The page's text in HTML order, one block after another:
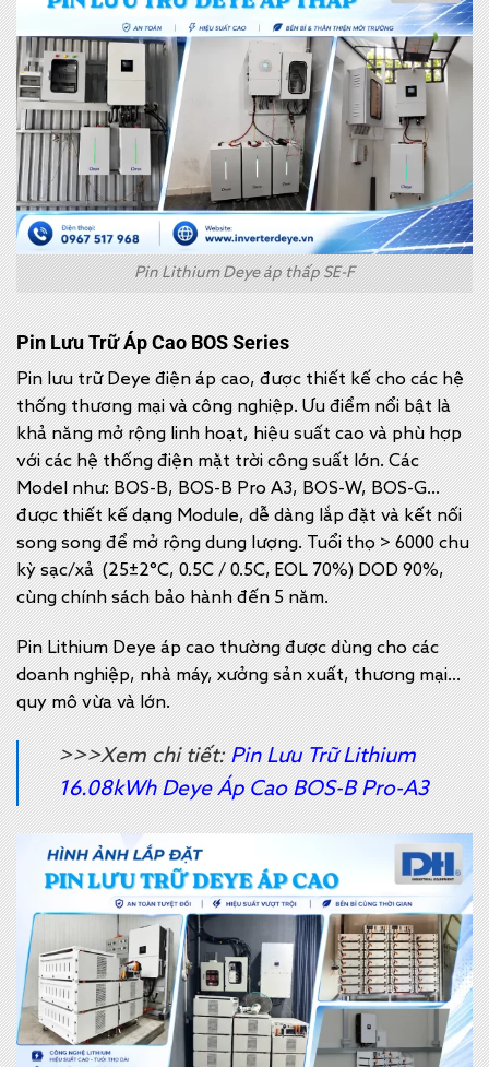
Pin Lithium Deye áp thấp SE-F
Pin Lưu Trữ Áp Cao BOS Series
Pin lưu trữ Deye điện áp cao, được thiết kế cho các hệ
thống thương mại và công nghiệp. Ưu điểm nổi bật là
khả năng mở rộng linh hoạt, hiệu suất cao và phù hợp
với các hệ thống điện mặt trời công suất lớn. Các
Model như: BOS-B, BOS-B Pro A3, BOS-W, BOS-G…
được thiết kế dạng Module, dễ dàng lắp đặt và kết nối
song song để mở rộng dung lượng. Tuổi thọ > 6000 chu
kỳ sạc/xả (25±2°C, 0.5C / 0.5C, EOL 70%) DOD 90%,
cùng chính sách bảo hành đến 5 năm.
Pin Lithium Deye áp cao thường được dùng cho các
doanh nghiệp, nhà máy, xưởng sản xuất, thương mại…
quy mô vừa và lớn.
>>>Xem chi tiết:Pin Lưu Trữ Lithium
16.08kWh Deye Áp Cao BOS-B Pro-A3